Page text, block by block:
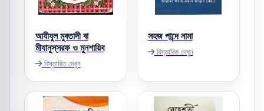
আযীযুল মুবতাদী বা
মীযানুস্‌সরফ ও মুনশায়িব
বিস্তারিত দেখুন
সহজ পান্দে নামা
বিস্তারিত দেখুন